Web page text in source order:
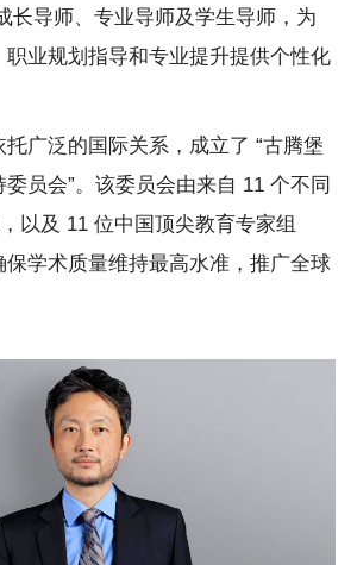
导师、专业导师及学生导师，为
业规划指导和专业提升提供个性化
广泛的国际关系，成立了 “古腾堡
员会”。该委员会由来自 11 个不同
以及 11 位中国顶尖教育专家组
保学术质量维持最高水准，推广全球